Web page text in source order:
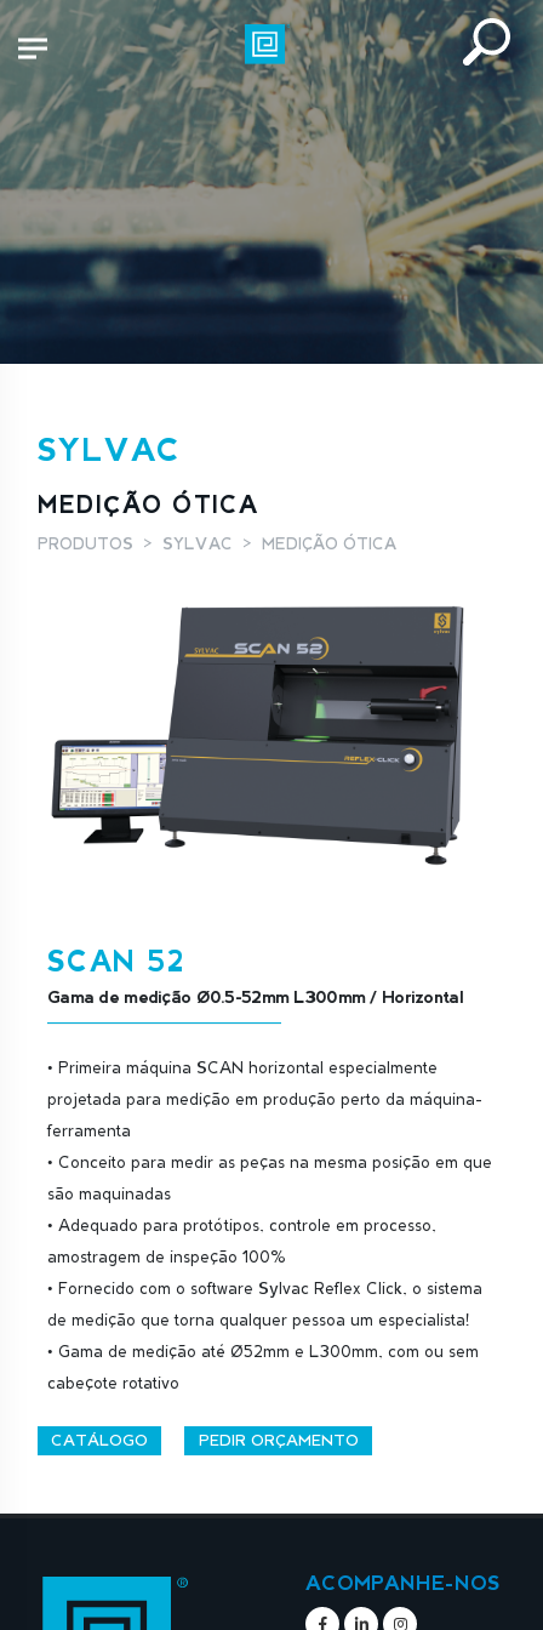
SYLVAC
MEDIÇÃO ÓTICA
PRODUTOS SYLVAC MEDIÇÃO ÓTICA
SCAN 52
Gama de medição Ø0.5-52mm L300mm / Horizontal
• Primeira máquina SCAN horizontal especialmente
projetada para medição em produção perto da máquina-
ferramenta
• Conceito para medir as peças na mesma posição em que
são maquinadas
• Adequado para protótipos, controle em processo,
amostragem de inspeção 100%
• Fornecido com o software Sylvac Reflex Click, o sistema
de medição que torna qualquer pessoa um especialista!
• Gama de medição até Ø52mm e L300mm, com ou sem
cabeçote rotativo
CATÁLOGO PEDIR ORÇAMENTO
ACOMPANHE-NOS